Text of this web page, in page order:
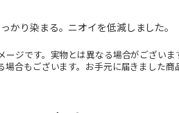
かり染まる。ニオイを低減しました。
ージです。実物とは異なる場合がござい
場合もございます。お手元に届きました